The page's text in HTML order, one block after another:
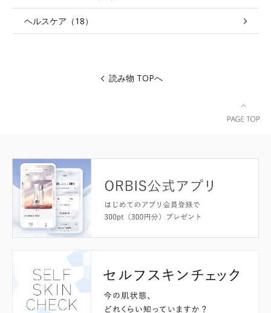
ヘルスケア（18）
読み物 TOPへ